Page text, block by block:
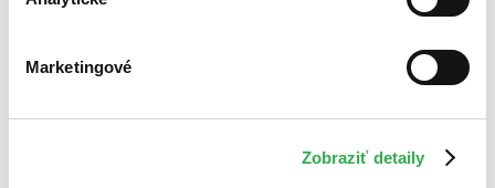
Marketingové
Zobraziť detaily